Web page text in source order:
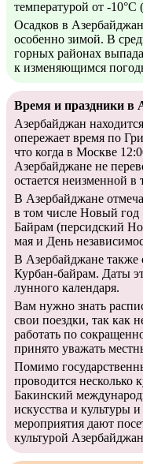
температурой от -
Осадков в
особенно зимой. В
горных районах
к изменяющимся
Время и праздники в
Азербайджан
опережает время по
что когда в Москве
Азербайджане не
остается неизменной в
В Азербайджане
в том числе Новый
Байрам (персидский
мая и День
В Азербайджане также
Курбан-байрам. Даты
лунного календаря.
Вам нужно знать
свои поездки, так как
работать по
принято уважать
Помимо
проводится несколько
Бакинский
искусства и культуры
мероприятия дают
культурой